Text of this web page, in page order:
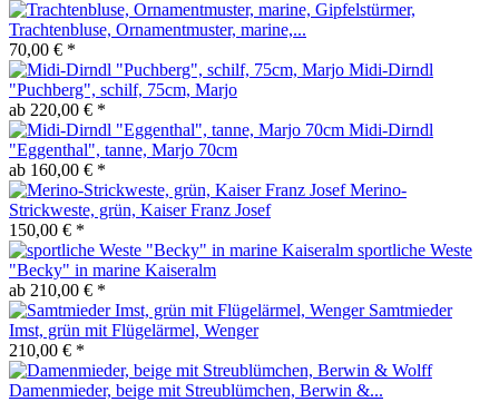
Trachtenbluse, Ornamentmuster, marine,...
70,00 € *
Midi-Dirndl
"Puchberg", schilf, 75cm, Marjo
ab 220,00 € *
Midi-Dirndl
"Eggenthal", tanne, Marjo 70cm
ab 160,00 € *
Merino-
Strickweste, grün, Kaiser Franz Josef
150,00 € *
sportliche Weste
"Becky" in marine Kaiseralm
ab 210,00 € *
Samtmieder
Imst, grün mit Flügelärmel, Wenger
210,00 € *
Damenmieder, beige mit Streublümchen, Berwin &...